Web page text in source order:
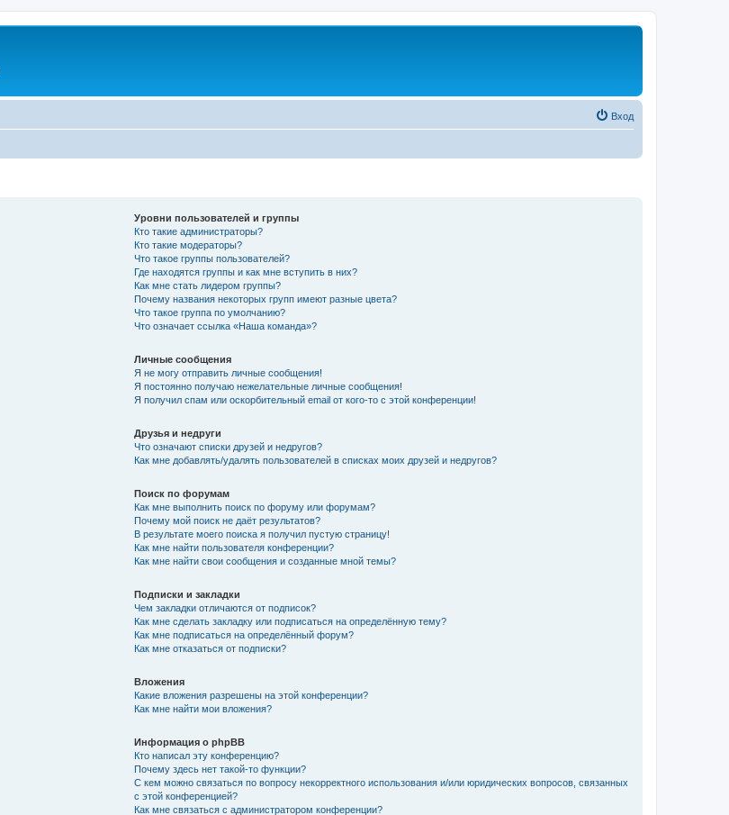
Вход
Уровни пользователей и группы
Кто такие администраторы?
Кто такие модераторы?
Что такое группы пользователей?
Где находятся группы и как мне вступить в них?
Как мне стать лидером группы?
Почему названия некоторых групп имеют разные цвета?
Что такое группа по умолчанию?
Что означает ссылка «Наша команда»?
Личные сообщения
Я не могу отправить личные сообщения!
Я постоянно получаю нежелательные личные сообщения!
Я получил спам или оскорбительный email от кого-то с этой конференции!
Друзья и недруги
Что означают списки друзей и недругов?
Как мне добавлять/удалять пользователей в списках моих друзей и недругов?
Поиск по форумам
Как мне выполнить поиск по форуму или форумам?
Почему мой поиск не даёт результатов?
В результате моего поиска я получил пустую страницу!
Как мне найти пользователя конференции?
Как мне найти свои сообщения и созданные мной темы?
Подписки и закладки
Чем закладки отличаются от подписок?
Как мне сделать закладку или подписаться на определённую тему?
Как мне подписаться на определённый форум?
Как мне отказаться от подписки?
Вложения
Какие вложения разрешены на этой конференции?
Как мне найти мои вложения?
Информация о phpBB
Кто написал эту конференцию?
Почему здесь нет такой-то функции?
С кем можно связаться по вопросу некорректного использования и/или юридических вопросов, связанных
с этой конференцией?
Как мне связаться с администратором конференции?